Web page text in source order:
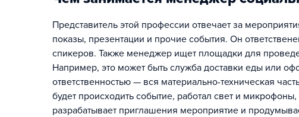
Представитель этой профессии отвечает за
показы, презентации и прочие события. Он
спикеров. Также менеджер ищет площадки для
Например, это может быть служба доставки еды или
ответственностью — вся материально-техническая
будет происходить событие, работал свет и
разрабатывает приглашения мероприятие и